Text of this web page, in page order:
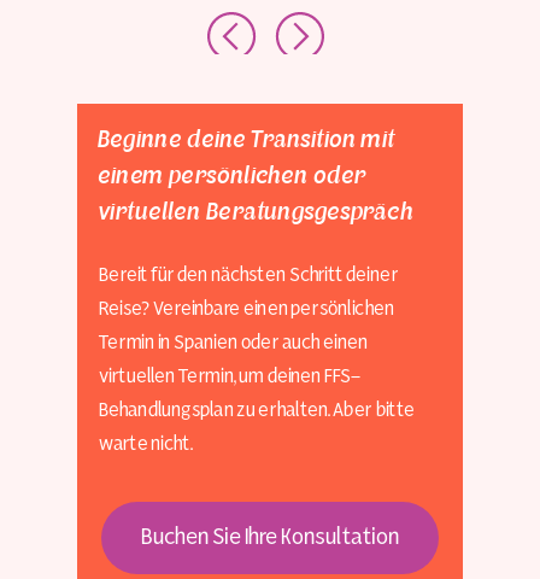
Beginne deine Transition mit
einem persönlichen oder
virtuellen Beratungsgespräch
Bereit für den nächsten Schritt deiner
Reise? Vereinbare einen persönlichen
Termin in Spanien oder auch einen
virtuellen Termin, um deinen FFS-
Behandlungsplan zu erhalten. Aber bitte
warte nicht.
Buchen Sie Ihre Konsultation